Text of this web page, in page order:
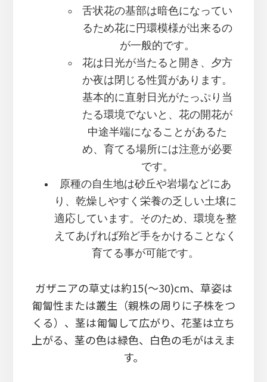
舌状花の基部は暗色になってい
るため花に円環模様が出来るの
が一般的です。
花は日光が当たると開き、夕方
か夜は閉じる性質があります。
基本的に直射日光がたっぷり当
たる環境でないと、花の開花が
中途半端になることがあるた
め、育てる場所には注意が必要
です。
原種の自生地は砂丘や岩場などにあ
り、乾燥しやすく栄養の乏しい土壌に
適応しています。そのため、環境を整
えてあげれば殆ど手をかけることなく
育てる事が可能です。
ガザニアの草丈は約15(～30)cm、草姿は
匍匐性または叢生（親株の周りに子株をつ
くる）、茎は匍匐して広がり、花茎は立ち
上がる、茎の色は緑色、白色の毛がはえま
す。